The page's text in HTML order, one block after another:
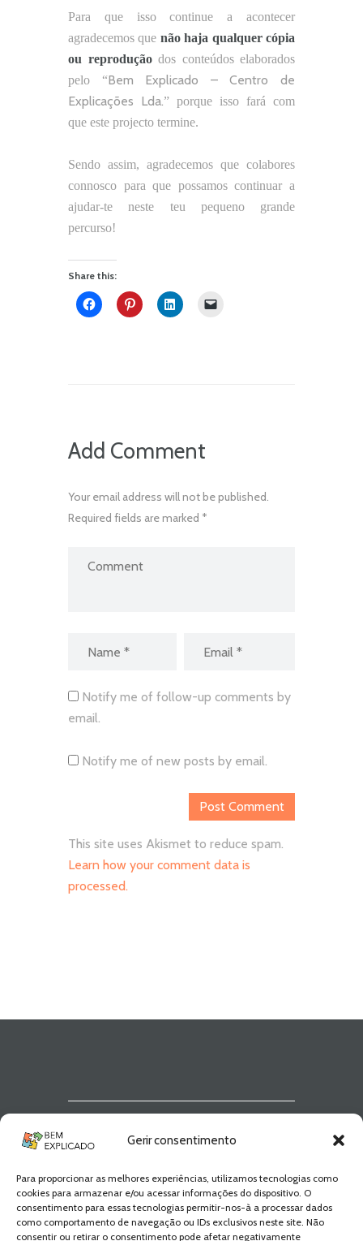
Gerir consentimento
Para proporcionar as melhores experiências, utilizamos tecnologias como
cookies para armazenar e/ou acessar informações do dispositivo. O
consentimento para essas tecnologias permitir-nos-à a processar dados
como comportamento de navegação ou IDs exclusivos neste site. Não
consentir ou retirar o consentimento pode afetar negativamente
Para que isso continue a acontecer
agradecemos que não haja qualquer cópia
ou reproduçãodos conteúdos elaborados
pelo “Bem Explicado – Centro de
Explicações Lda.” porque isso fará com
que este projecto termine.
Sendo assim, agradecemos que colabores
connosco para que possamos continuar a
ajudar-te neste teu pequeno grande
percurso!
Share this:
Add Comment
Your email address will not be published.
Required fields are marked *
Notify me of follow-up comments by
email.
Notify me of new posts by email.
This site uses Akismet to reduce spam.
Learn how your comment data is
processed.
Newsletter Bem
Explicado
Fica a par de todas as novidades! Zero
Spam, apenas novidades e novos
conteúdos!